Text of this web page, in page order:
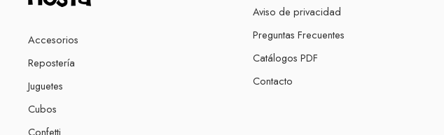
Accesorios
Repostería
Juguetes
Cubos
Confetti
Aviso de privacidad
Preguntas Frecuentes
Catálogos PDF
Contacto